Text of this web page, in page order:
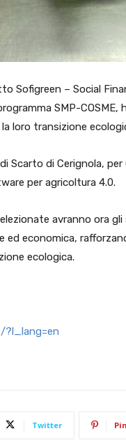
Sofigreen – Social
SMP-
loro transizione
Scarto di Cerignola,
per agricoltura 4.0.
avranno ora
ed economica,
ecologica.
Twitter